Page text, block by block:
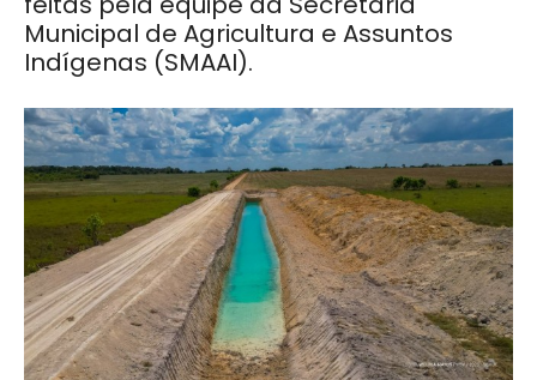
Municipal de Agricultura e Assuntos
Indígenas (SMAAI).